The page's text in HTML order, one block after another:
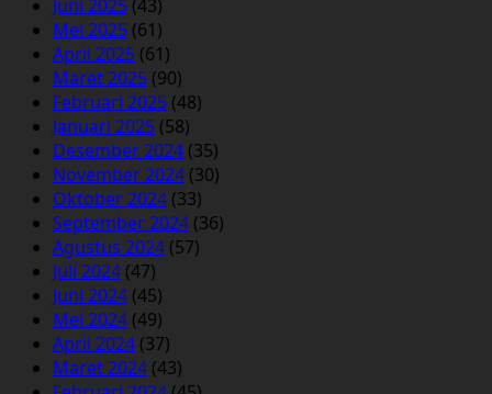
Juni 2025 (43)
Mei 2025 (61)
April 2025 (61)
Maret 2025 (90)
Februari 2025 (48)
Januari 2025 (58)
Desember 2024 (35)
November 2024 (30)
Oktober 2024 (33)
September 2024 (36)
Agustus 2024 (57)
Juli 2024 (47)
Juni 2024 (45)
Mei 2024 (49)
April 2024 (37)
Maret 2024 (43)